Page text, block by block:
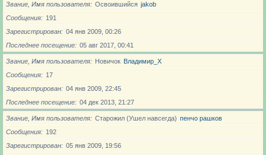
Звание, Имя пользователя Освоившийся jakob
Сообщения
191
Зарегистрирован
04 янв 2009, 00:26
Последнее посещение
05 авг 2017, 00:41
Звание, Имя пользователя Новичoк Владимир_X
Сообщения
17
Зарегистрирован
04 янв 2009, 22:45
Последнее посещение
04 дек 2013, 21:27
Звание, Имя пользователя Старожил (Ушел навсегда) пенчо рашков
Сообщения
192
Зарегистрирован
05 янв 2009, 19:56